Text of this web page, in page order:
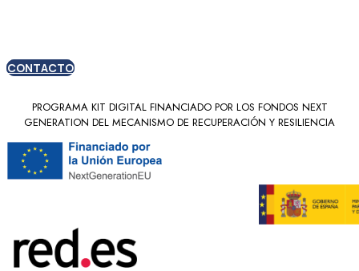
CONTACTO
PROGRAMA KIT DIGITAL FINANCIADO POR LOS FONDOS NEXT
GENERATION DEL MECANISMO DE RECUPERACIÓN Y RESILIENCIA